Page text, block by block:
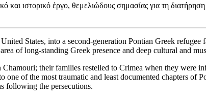
ιστορικό έργο, θεμελιώδους σημασίας για τη
States, into a second-generation Pontian Greek
of long-standing Greek presence and deep cultural and
their families restelled to Crimea when they were
of the most traumatic and least documented chapters of
following the persecutions.